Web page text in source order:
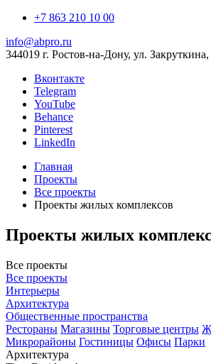
+7 863 210 10 00
info@abpro.ru
344019 г. Ростов-на-Дону, ул.
Вконтакте
Telegram
YouTube
Behance
Pinterest
LinkedIn
Главная
Проекты
Все проекты
Проекты жилых комплексов
Проекты жилых
Все проекты
Все проекты
Интерьеры
Архитектура
Общественные пространства
Рестораны Магазины Торговые центры
Микрорайоны Гостиницы Офисы Парки
Архитектура